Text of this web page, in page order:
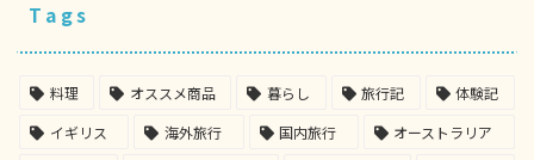
Tags
料理 オススメ商品 暮らし 旅行記
体験記
イギリス
海外旅行 国内旅行
オーストラリア